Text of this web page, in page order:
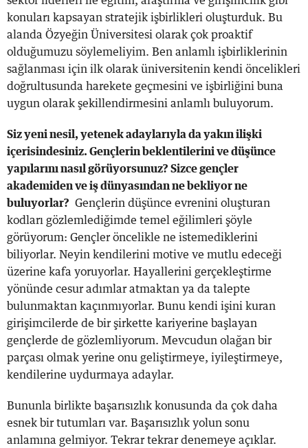
konuları kapsayan stratejik işbirlikleri oluşturduk. Bu
alanda Özyeğin Üniversitesi olarak çok proaktif
olduğumuzu söylemeliyim. Ben anlamlı işbirliklerinin
sağlanması için ilk olarak üniversitenin kendi öncelikleri
doğrultusunda harekete geçmesini ve işbirliğini buna
uygun olarak şekillendirmesini anlamlı buluyorum.
Siz yeni nesil, yetenek adaylarıyla da yakın ilişki
içerisindesiniz. Gençlerin beklentilerini ve düşünce
yapılarını nasıl görüyorsunuz? Sizce gençler
akademiden ve iş dünyasından ne bekliyor ne
buluyorlar? Gençlerin düşünce evrenini oluşturan
kodları gözlemlediğimde temel eğilimleri şöyle
görüyorum: Gençler öncelikle ne istemediklerini
biliyorlar. Neyin kendilerini motive ve mutlu edeceği
üzerine kafa yoruyorlar. Hayallerini gerçekleştirme
yönünde cesur adımlar atmaktan ya da talepte
bulunmaktan kaçınmıyorlar. Bunu kendi işini kuran
girişimcilerde de bir şirkette kariyerine başlayan
gençlerde de gözlemliyorum. Mevcudun olağan bir
parçası olmak yerine onu geliştirmeye, iyileştirmeye,
kendilerine uydurmaya adaylar.
Bununla birlikte başarısızlık konusunda da çok daha
esnek bir tutumları var. Başarısızlık yolun sonu
anlamına gelmiyor. Tekrar tekrar denemeye açıklar.